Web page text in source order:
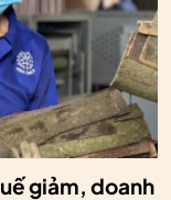
giảm, doanh